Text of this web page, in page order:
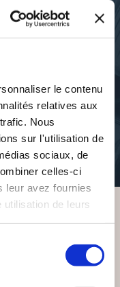
le contenu
relatives aux
Nous
sur l'utilisation de
sociaux, de
celles-ci
leur avez fournies
de leurs
HOAREAU BOYER
à l'île de la Réunion.